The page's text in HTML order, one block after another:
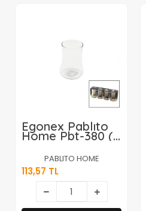
Egonex Pablıto
Home Pbt-380 (
4pcs ) Cam Çay
Bardak ( 180ml
)*18=kPABLITO HOME
113,57 TL